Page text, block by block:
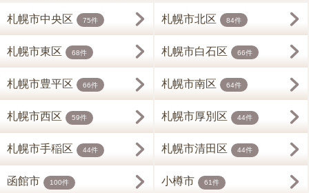
札幌市中央区 75件 札幌市北区 84件
札幌市東区 68件 札幌市白石区 66件
札幌市豊平区 66件 札幌市南区 64件
札幌市西区 59件 札幌市厚別区 44件
札幌市手稲区 44件 札幌市清田区 44件
函館市 100件 小樽市 61件